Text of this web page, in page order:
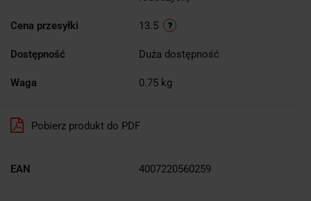
Cena przesyłki 13.5
Dostępność Duża dostępność
Waga 0.75 kg
Pobierz produkt do PDF
EAN 4007220560259